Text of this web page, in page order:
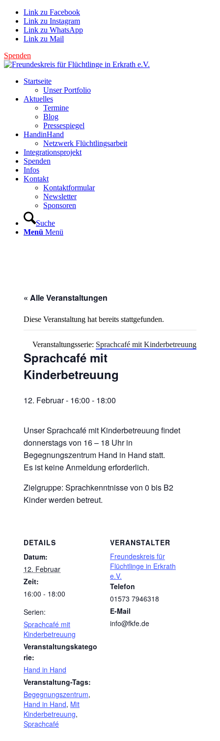
Link zu Facebook
Link zu Instagram
Link zu WhatsApp
Link zu Mail
Spenden
Startseite
Unser Portfolio
Aktuelles
Termine
Blog
Pressespiegel
HandinHand
Netzwerk Flüchtlingsarbeit
Integrationsprojekt
Spenden
Infos
Kontakt
Kontaktformular
Newsletter
Sponsoren
Suche
Menü Menü
« Alle Veranstaltungen
Diese Veranstaltung hat bereits stattgefunden.
Veranstaltungsserie: Sprachcafé mit Kinderbetreuung
Sprachcafé mit
Kinderbetreuung
12. Februar - 16:00 - 18:00
Unser Sprachcafé mit Kinderbetreuung findet
donnerstags von 16 – 18 Uhr in
Begegnungszentrum Hand in Hand statt.
Es ist keine Anmeldung erforderlich.
Zielgruppe: Sprachkenntnisse von 0 bis B2
Kinder werden betreut.
DETAILS
Datum:
12. Februar
Zeit:
16:00 - 18:00
Serien:
Sprachcafé mit
Kinderbetreuung
Veranstaltungskatego
rie:
Hand in Hand
Veranstaltung-Tags:
Begegnungszentrum,
Hand in Hand, Mit
Kinderbetreuung,
Sprachcafé
VERANSTALTER
Freundeskreis für
Flüchtlinge in Erkrath
e.V.
Telefon
01573 7946318
E-Mail
info@fkfe.de